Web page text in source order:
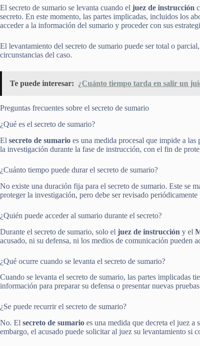
El secreto de sumario se levanta cuando el juez de instrucción
secreto. En este momento, las partes implicadas, incluidos los
acceder a la información del sumario y proceder con sus
El levantamiento del secreto de sumario puede ser total o
circunstancias del caso.
Te puede interesar: ¿Cuánto tiempo tarda en salir un
Preguntas frecuentes sobre el secreto de sumario
¿Qué es el secreto de sumario?
El secreto de sumario es una medida procesal que impide a
la investigación durante la fase de instrucción, con el fin de
¿Cuánto tiempo puede durar el secreto de sumario?
No existe una duración fija para el secreto de sumario. Este se
proteger la investigación, pero debe ser revisado
¿Quién puede acceder al sumario durante el secreto?
Durante el secreto de sumario, solo el juez de instrucción y el
acusado, ni su defensa, ni los medios de comunicación pueden
¿Qué ocurre cuando se levanta el secreto de sumario?
Cuando se levanta el secreto de sumario, las partes implicadas
información para preparar su defensa o presentar nuevas
¿Se puede recurrir el secreto de sumario?
No. El secreto de sumario es una medida que decreta el juez
embargo, el acusado puede solicitar al juez su levantamiento si